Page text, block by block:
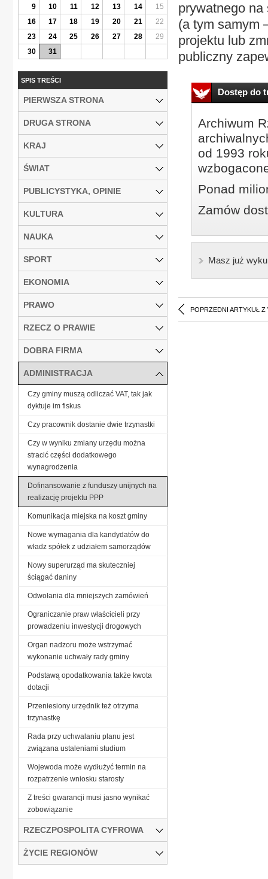
prywatnego
(a tym samym
projektu lub
publiczny
Dostęp do
Archiwum
od 1993
Ponad
Zamów
Masz już
POPRZEDNI ARTYKUŁ Z
9
10 11 12 13 14
15
16
17 18 19 20 21
22
23
24 25 26 27 28
29
30
31
SPIS TREŚCI
PIERWSZA STRONA
DRUGA STRONA
KRAJ
ŚWIAT
PUBLICYSTYKA, OPINIE
KULTURA
NAUKA
SPORT
EKONOMIA
PRAWO
RZECZ O PRAWIE
DOBRA FIRMA
ADMINISTRACJA
Czy gminy muszą odliczać VAT, tak jak
dyktuje im fiskus
Czy pracownik dostanie dwie trzynastki
Czy w wyniku zmiany urzędu można
stracić części dodatkowego
wynagrodzenia
Dofinansowanie z funduszy unijnych na
realizację projektu PPP
Komunikacja miejska na koszt gminy
Nowe wymagania dla kandydatów do
władz spółek z udziałem samorządów
Nowy superurząd ma skuteczniej
ściągać daniny
Odwołania dla mniejszych zamówień
Ograniczanie praw właścicieli przy
prowadzeniu inwestycji drogowych
Organ nadzoru może wstrzymać
wykonanie uchwały rady gminy
Podstawą opodatkowania także kwota
dotacji
Przeniesiony urzędnik też otrzyma
trzynastkę
Rada przy uchwalaniu planu jest
związana ustaleniami studium
Wojewoda może wydłużyć termin na
rozpatrzenie wniosku starosty
Z treści gwarancji musi jasno wynikać
zobowiązanie
RZECZPOSPOLITA CYFROWA
ŻYCIE REGIONÓW